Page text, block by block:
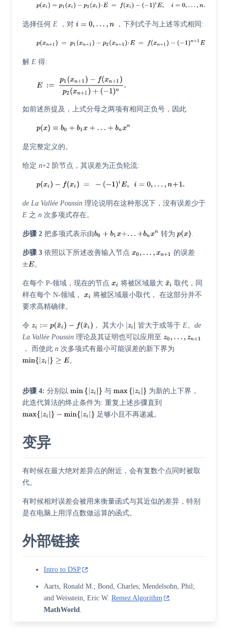
选择任何 E ，对 ，下列式子与上述等式相同:
解 E 得:
如前述所提及，上式分母之两项有相同正负号，因此
是完整定义的。
给定 n+2 阶节点，其误差为正负轮流:
de La Vallée Poussin 理论说明在这种形况下，没有误差少于
E 之 n 次多项式存在。
步骤 2 把多项式表示由 转为
步骤 3 依照以下所述改善输入节点
的误差
。
在每个 P-领域，现在的节点 将被区域最大
取代，同
样在每个 N-领域，
将被区域最小取代， 在这部分并不
要求高精确律。
令 ， 其大小 皆大于或等于 E。de
La Vallée Poussin 理论及其证明也可以应用至
， 而使此 n 次多项式有最小可能误差的新下界为
。
步骤 4: 分别以 与
为新的上下界，
此迭代算法的终止条件为: 重复上述步骤直到
足够小且不再递减。
变异
有时候在最大绝对差异点的附近，会有复数个点同时被取
代。
有时候相对误差会被用来衡量函式与其近似的差异，特别
是在电脑上用浮点数做运算的函式。
外部链接
Intro to DSP
Aarts, Ronald M.; Bond, Charles; Mendelsohn, Phil;
and Weisstein, Eric W. Remez Algorithm
MathWorld